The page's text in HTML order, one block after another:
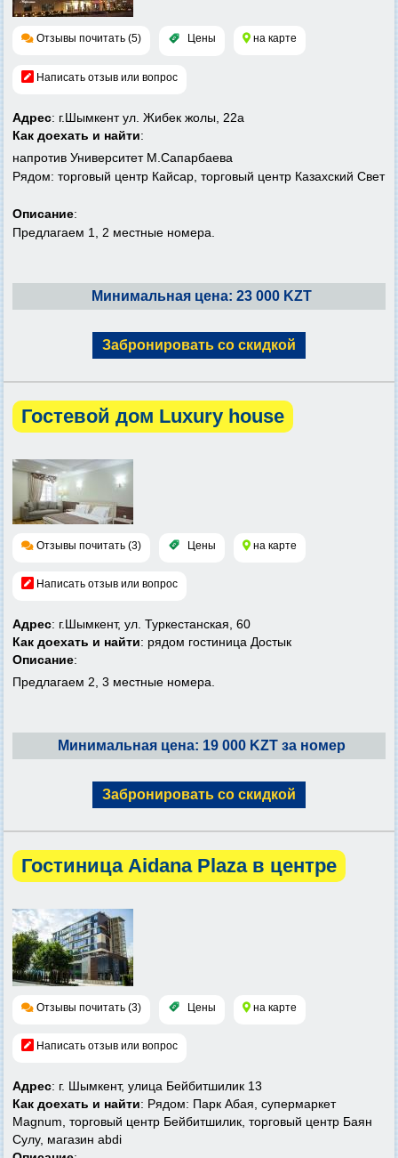
Отзывы почитать (5) Цены на карте
Написать отзыв или вопрос
Адрес: г.Шымкент ул. Жибек жолы, 22а
Как доехать и найти:
напротив Университет М.Сапарбаева
Рядом: торговый центр Кайсар, торговый центр Казахский Свет
Описание:
Предлагаем 1, 2 местные номера.
Минимальная цена: 23 000 KZT
Забронировать со скидкой
Гостевой дом Luxury house
Отзывы почитать (3) Цены на карте
Написать отзыв или вопрос
Адрес: г.Шымкент, ул. Туркестанская, 60
Как доехать и найти: рядом гостиница Достык
Описание:
Предлагаем 2, 3 местные номера.
Минимальная цена: 19 000 KZT за номер
Забронировать со скидкой
Гостиница Aidana Plaza в центре
Отзывы почитать (3) Цены на карте
Написать отзыв или вопрос
Адрес: г. Шымкент, улица Бейбитшилик 13
Как доехать и найти: Рядом: Парк Абая, супермаркет
Magnum, торговый центр Бейбитшилик, торговый центр Баян
Сулу, магазин abdi